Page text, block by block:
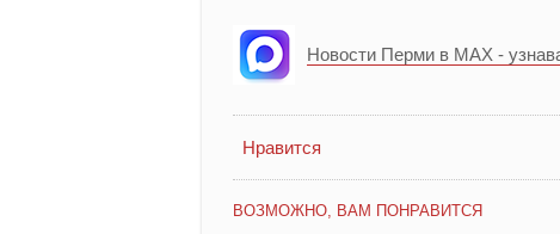
Новости Перми в MAX -
Нравится
ВОЗМОЖНО, ВАМ ПОНРАВИТСЯ